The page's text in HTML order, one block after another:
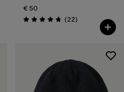
€ 50
Valutazione: 4.8 / 5
(22Recensioni
)